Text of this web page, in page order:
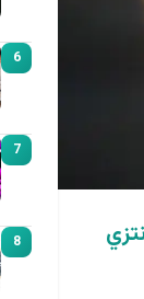
6
7
8